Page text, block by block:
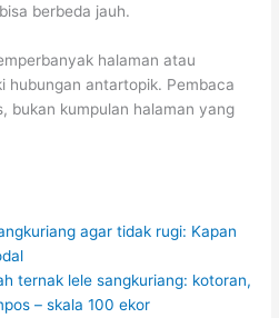
berbeda jauh.
halaman atau
hubungan antartopik. Pembaca
bukan kumpulan halaman yang
agar tidak rugi: Kapan
ternak lele sangkuriang: kotoran,
– skala 100 ekor